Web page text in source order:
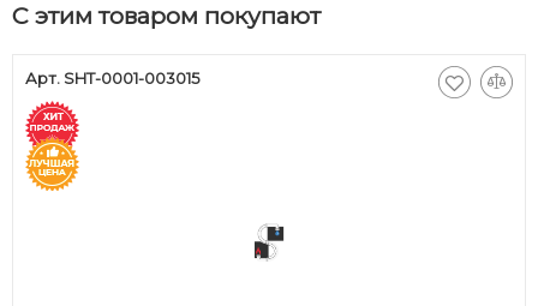
С этим товаром покупают
Арт. SHT-0001-003015